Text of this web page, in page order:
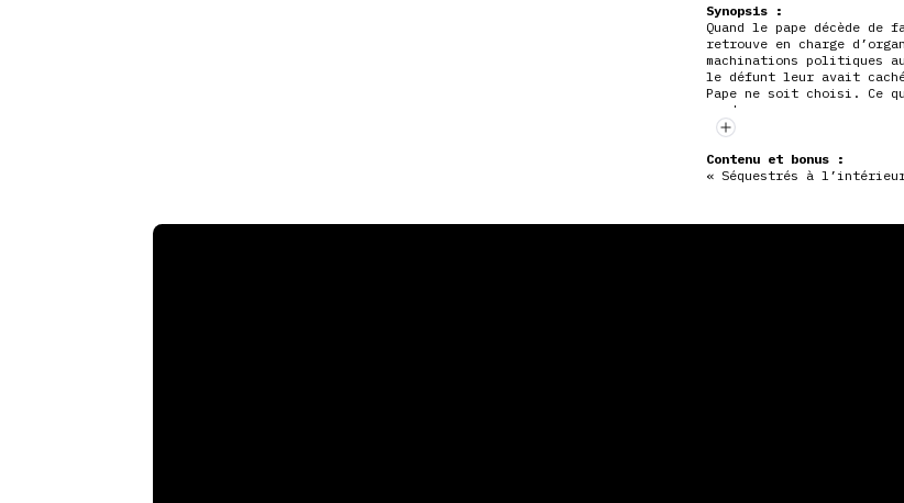
Synopsis :
Quand le pape décède
retrouve en charge
machinations politiques
le défunt leur avait
Pape ne soit choisi. Ce
monde.
Contenu et bonus :
« Séquestrés à